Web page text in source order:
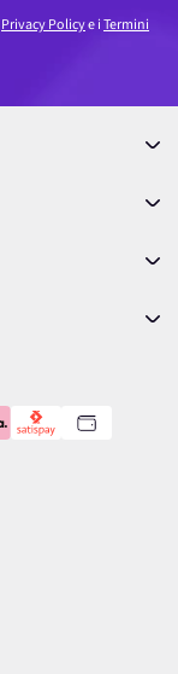
Privacy Policye iTermini